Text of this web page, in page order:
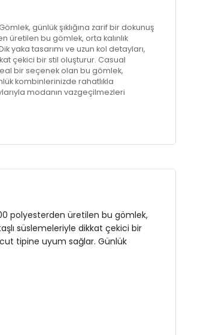
günlük şıklığına zarif bir dokunuş
üretilen bu gömlek, orta kalınlık
yaka tasarımı ve uzun kol detayları,
çekici bir stil oluşturur. Casual
bir seçenek olan bu gömlek,
kombinlerinizde rahatlıkla
modanın vazgeçilmezleri
polyesterden üretilen bu gömlek,
süslemeleriyle dikkat çekici bir
tipine uyum sağlar. Günlük